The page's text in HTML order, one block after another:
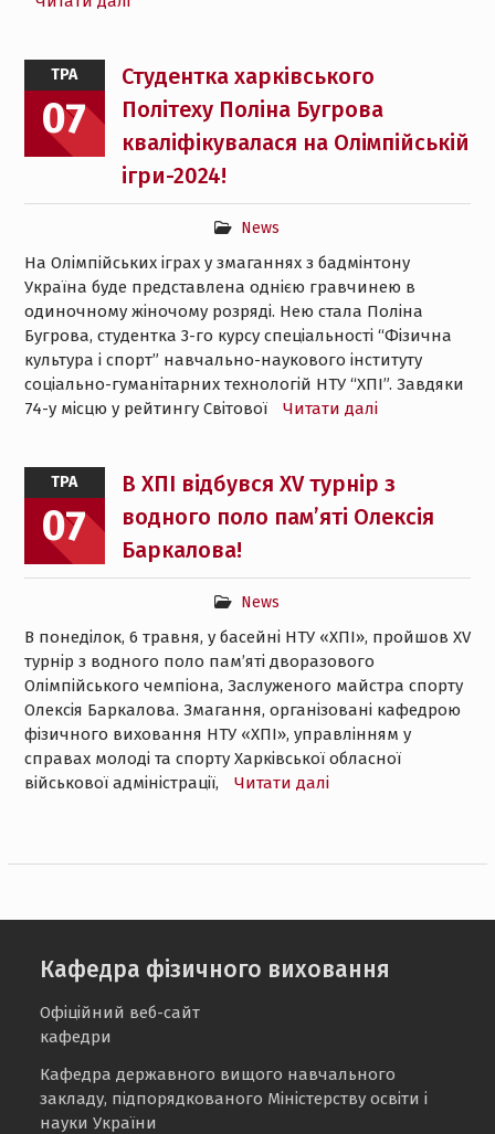
ТРА
07
Студентка харківського
Політеху Поліна Бугрова
кваліфікувалася на Олімпійській
ігри-2024!
News
На Олімпійських іграх у змаганнях з бадмінтону
Україна буде представлена однією гравчинею в
одиночному жіночому розряді. Нею стала Поліна
Бугрова, студентка 3-го курсу спеціальності “Фізична
культура і спорт” навчально-наукового інституту
соціально-гуманітарних технологій НТУ “ХПІ”. Завдяки
74-у місцю у рейтингу Світової
Читати далі
ТРА
07
В ХПІ відбувся XV турнір з
водного поло пам’яті Олексія
Баркалова!
News
В понеділок, 6 травня, у басейні НТУ «ХПІ», пройшов XV
турнір з водного поло пам’яті дворазового
Олімпійського чемпіона, Заслуженого майстра спорту
Олексія Баркалова. Змагання, організовані кафедрою
фізичного виховання НТУ «ХПІ», управлінням у
справах молоді та спорту Харківської обласної
військової адміністрації,
Читати далі
Кафедра фізичного виховання
Офіційний веб-сайт
кафедри
Кафедра державного вищого навчального
закладу, підпорядкованого Міністерству освіти і
науки України